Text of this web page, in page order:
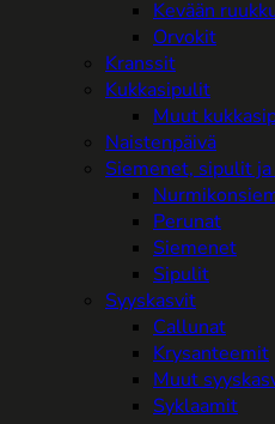
Kevään
Orvokit
Kranssit
Kukkasipulit
Muut
Naistenpäivä
Siemenet, sipulit
Perunat
Siemenet
Sipulit
Syyskasvit
Callunat
Krysanteemit
Muut
Syklaamit